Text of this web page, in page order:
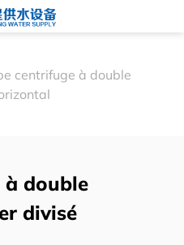
centrifuge à double
à double
divisé